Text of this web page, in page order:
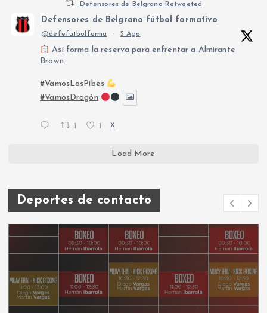
Defensores de Belgrano Retweeted
Defensores de Belgrano fútbol formativo
@defefutbolforma · 5 Ago
Así forma la reserva para enfrentar a Almirante
Brown.
#VamosLosPibes
#VamosDragón
1 1 X
Load More
Deportes de contacto